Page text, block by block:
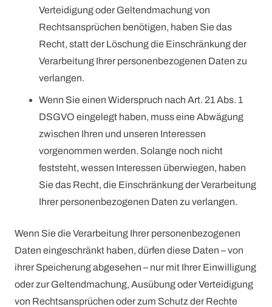
Verteidigung oder Geltendmachung von
Rechtsansprüchen benötigen, haben Sie das
Recht, statt der Löschung die Einschränkung der
Verarbeitung Ihrer personenbezogenen Daten zu
verlangen.
Wenn Sie einen Widerspruch nach Art. 21 Abs. 1
DSGVO eingelegt haben, muss eine Abwägung
zwischen Ihren und unseren Interessen
vorgenommen werden. Solange noch nicht
feststeht, wessen Interessen überwiegen, haben
Sie das Recht, die Einschränkung der Verarbeitung
Ihrer personenbezogenen Daten zu verlangen.
Wenn Sie die Verarbeitung Ihrer personenbezogenen
Daten eingeschränkt haben, dürfen diese Daten – von
ihrer Speicherung abgesehen – nur mit Ihrer Einwilligung
oder zur Geltendmachung, Ausübung oder Verteidigung
von Rechtsansprüchen oder zum Schutz der Rechte